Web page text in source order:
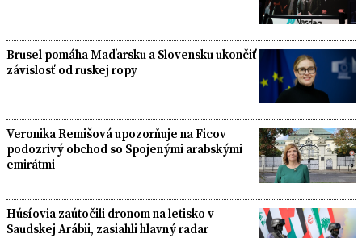
Brusel pomáha Maďarsku a Slovensku ukončiť
závislosť od ruskej ropy
Veronika Remišová upozorňuje na Ficov
podozrivý obchod so Spojenými arabskými
emirátmi
Húsíovia zaútočili dronom na letisko v
Saudskej Arábii, zasiahli hlavný radar